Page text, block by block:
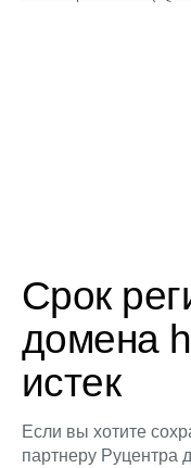
Срок
домена
истек
Если вы хотите
партнеру Руцентра